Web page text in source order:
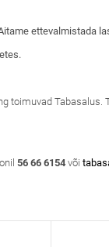
ettevalmistada
toimuvad Tabasalus.
56 66 6154 või